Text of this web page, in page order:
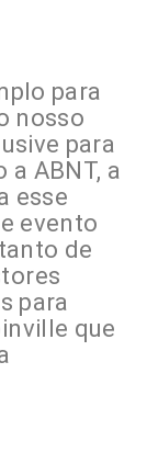
para
nosso
para
a ABNT, a
esse
evento
de
para
que